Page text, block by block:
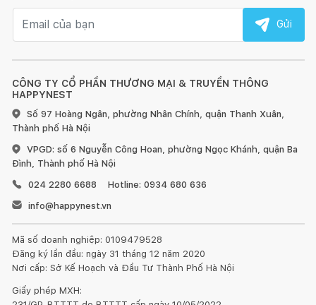
CÔNG TY CỔ PHẦN THƯƠNG MẠI & TRUYỀN THÔNG
HAPPYNEST
Số 97 Hoàng Ngân, phường Nhân Chính, quận Thanh Xuân,
Thành phố Hà Nội
VPGD: số 6 Nguyễn Công Hoan, phường Ngọc Khánh, quận Ba
Đình, Thành phố Hà Nội
024 2280 6688
Hotline: 0934 680 636
info@happynest.vn
Mã số doanh nghiệp: 0109479528
Đăng ký lần đầu: ngày 31 tháng 12 năm 2020
Nơi cấp: Sở Kế Hoạch và Đầu Tư Thành Phố Hà Nội
Giấy phép MXH:
Gửi